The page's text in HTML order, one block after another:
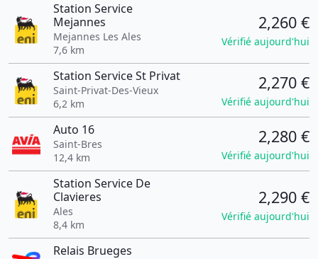
Station Service
Mejannes
Mejannes Les Ales
7,6 km
2,260 €
Vérifié aujourd'hui
Station Service St Privat
Saint-Privat-Des-Vieux
6,2 km
2,270 €
Vérifié aujourd'hui
Auto 16
Saint-Bres
12,4 km
2,280 €
Vérifié aujourd'hui
Station Service De
Clavieres
Ales
8,4 km
2,290 €
Vérifié aujourd'hui
Relais Brueges